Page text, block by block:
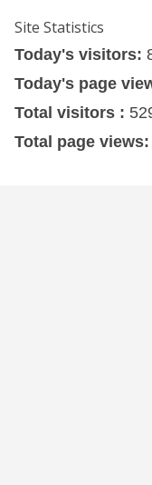
Site Statistics
Today's visitors:
Today's page
Total visitors :
Total page views: